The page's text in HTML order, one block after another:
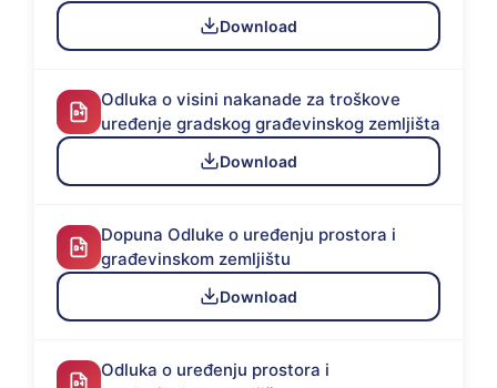
Download
Odluka o visini nakanade za troškove
uređenje gradskog građevinskog zemljišta
Download
Dopuna Odluke o uređenju prostora i
građevinskom zemljištu
Download
Odluka o uređenju prostora i